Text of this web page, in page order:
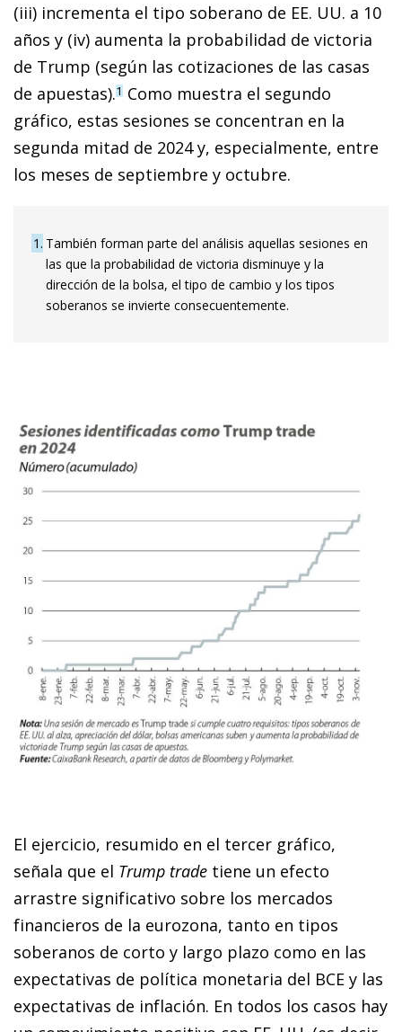
(iii) incrementa el tipo soberano de EE. UU. a 10
años y (iv) aumenta la probabilidad de victoria
de Trump (según las cotizaciones de las casas
de apuestas).1 Como muestra el segundo
gráfico, estas sesiones se concentran en la
segunda mitad de 2024 y, especialmente, entre
los meses de septiembre y octubre.
1 También forman parte del análisis aquellas sesiones en
las que la probabilidad de victoria disminuye y la
dirección de la bolsa, el tipo de cambio y los tipos
soberanos se invierte consecuentemente.
El ejercicio, resumido en el tercer gráfico,
señala que el Trump trade tiene un efecto
arrastre significativo sobre los mercados
financieros de la eurozona, tanto en tipos
soberanos de corto y largo plazo como en las
expectativas de política monetaria del BCE y las
expectativas de inflación. En todos los casos hay